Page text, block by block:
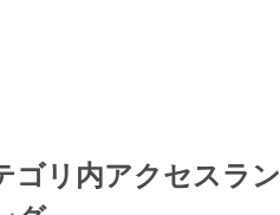
ゴリ内アクセスラン